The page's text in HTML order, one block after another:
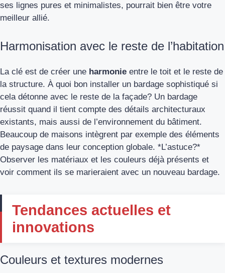
ses lignes pures et minimalistes, pourrait bien être votre
meilleur allié.
Harmonisation avec le reste de l’habitation
La clé est de créer une harmonie entre le toit et le reste de
la structure. À quoi bon installer un bardage sophistiqué si
cela détonne avec le reste de la façade? Un bardage
réussit quand il tient compte des détails architecturaux
existants, mais aussi de l’environnement du bâtiment.
Beaucoup de maisons intègrent par exemple des éléments
de paysage dans leur conception globale. *L’astuce?*
Observer les matériaux et les couleurs déjà présents et
voir comment ils se marieraient avec un nouveau bardage.
Tendances actuelles et
innovations
Couleurs et textures modernes